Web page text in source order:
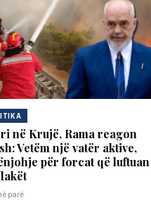
në Krujë, Rama reagon
Vetëm një vatër aktive,
për forcat që luftuan
parë